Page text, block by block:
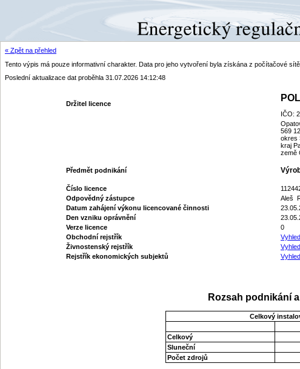
« Zpět na přehled
Tento výpis má pouze informativní charakter. Data pro jeho vytvoření byla získána z počítačové sítě
Poslední aktualizace dat proběhla 31.07.2026 14:12:48
Držitel licence
IČO:
569
okres
kraj
země
Předmět podnikání
Číslo licence
Odpovědný zástupce
Aleš
Datum zahájení výkonu licencované činnosti
Den vzniku oprávnění
Verze licence
0
Obchodní rejstřík
Živnostenský rejstřík
Rejstřík ekonomických subjektů
Rozsah podnikání
Celkový
Celkový
Sluneční
Počet zdrojů